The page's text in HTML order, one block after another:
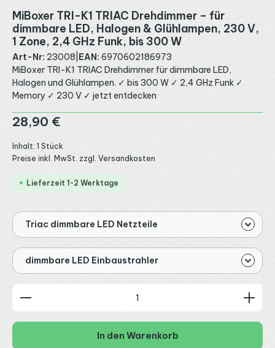
MiBoxer TRI-K1 TRIAC Drehdimmer – für
dimmbare LED, Halogen & Glühlampen, 230 V,
1 Zone, 2,4 GHz Funk, bis 300 W
Art-Nr: 23008 EAN: 6970602186973
MiBoxer TRI-K1 TRIAC Drehdimmer für dimmbare LED,
Halogen und Glühlampen. ✓ bis 300 W ✓ 2,4 GHz Funk ✓
Memory ✓ 230 V ✓ jetzt entdecken
Regulärer Preis:
28,90 €
Inhalt: 1 Stück
Preise inkl. MwSt. zzgl. Versandkosten
Lieferzeit 1-2 Werktage
Triac dimmbare LED Netzteile
dimmbare LED Einbaustrahler
Produkt Anzahl: Gib den gewünschten Wert ein
In den Warenkorb